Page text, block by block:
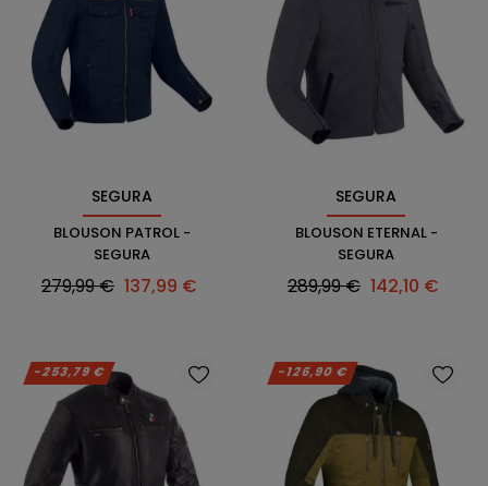
SEGURA
BLOUSON PATROL -
SEGURA
Prix
279,99 € Prix
137,99 €
SEGURA
BLOUSON ETERNAL -
SEGURA
Prix
289,99 € Prix
142,10 €
-253,79 € -126,90 €